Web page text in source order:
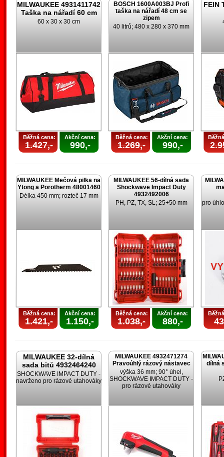
MILWAUKEE 4931411742
Taška na nářadí 60 cm
60 x 30 x 30 cm
Běžná cena:
1.427,-
Akční cena:
990,-
BOSCH 1600A003BJ Profi
taška na nářadí 48 cm se
zipem
40 litrů; 480 x 280 x 370 mm
Běžná cena:
1.269,-
Akční cena:
990,-
FEIN
MILWAUKEE Mečová pilka na
Ytong a Porotherm 48001460
Délka 450 mm; rozteč 17 mm
Běžná cena:
1.421,-
Akční cena:
1.150,-
MILWAUKEE 56-dílná sada
Shockwave Impact Duty
4932492006
PH, PZ, TX, SL; 25+50 mm
Běžná cena:
1.038,-
Akční cena:
880,-
pro
MILWAUKEE 32-dílná
sada bitů 4932464240
SHOCKWAVE IMPACT DUTY -
navrženo pro rázové utahováky
MILWAUKEE 4932471274
Pravoúhlý rázový nástavec
výška 36 mm; 90° úhel,
SHOCKWAVE IMPACT DUTY -
pro rázové utahováky
dílná